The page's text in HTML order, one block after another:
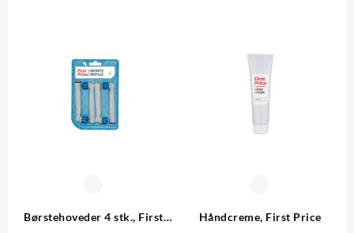
Børstehoveder 4 stk., First
Håndcreme, First Price